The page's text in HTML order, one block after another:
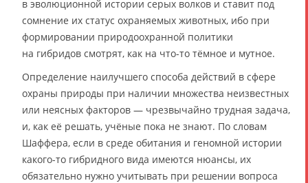
в эволюционной истории серых волков и ставит под
сомнение их статус охраняемых животных, ибо при
формировании природоохранной политики
на гибридов смотрят, как на что-то тёмное и мутное.
Определение наилучшего способа действий в сфере
охраны природы при наличии множества неизвестных
или неясных факторов — чрезвычайно трудная задача,
и, как её решать, учёные пока не знают. По словам
Шаффера, если в среде обитания и геномной истории
какого-то гибридного вида имеются нюансы, их
обязательно нужно учитывать при решении вопроса